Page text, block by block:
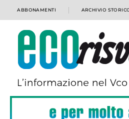
ABBONAMENTI ARCHIVIO